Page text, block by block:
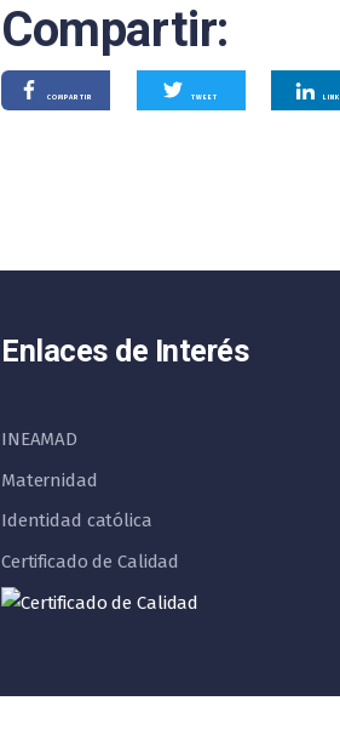
Compartir:
COMPARTIR TWEET
Enlaces de Interés
INEAMAD
Maternidad
Identidad católica
Certificado de Calidad